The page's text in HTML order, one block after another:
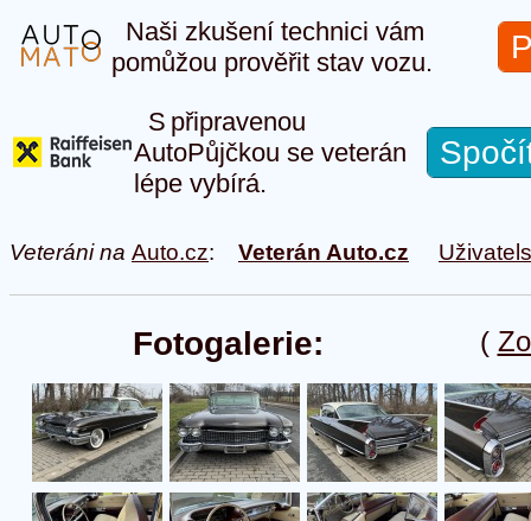
Naši zkušení technici vám
pomůžou prověřit stav vozu.
S připravenou
AutoPůjčkou se veterán
lépe vybírá.
Veteráni na Auto.cz: Veterán Auto.cz
(
Fotogalerie: